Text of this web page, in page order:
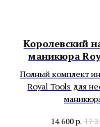
Королевский
маникюра
Полный комплект
Royal Tools для
14 600 р. 17